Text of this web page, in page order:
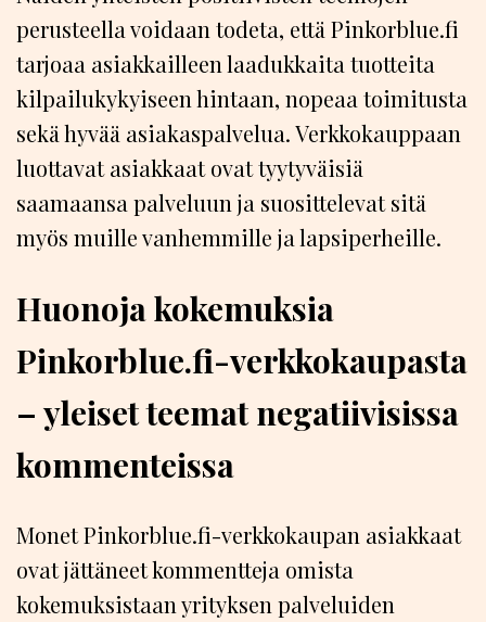
perusteella voidaan todeta, että Pinkorblue.fi
tarjoaa asiakkailleen laadukkaita tuotteita
kilpailukykyiseen hintaan, nopeaa toimitusta
sekä hyvää asiakaspalvelua. Verkkokauppaan
luottavat asiakkaat ovat tyytyväisiä
saamaansa palveluun ja suosittelevat sitä
myös muille vanhemmille ja lapsiperheille.
Huonoja kokemuksia
Pinkorblue.fi-verkkokaupasta
– yleiset teemat negatiivisissa
kommenteissa
Monet Pinkorblue.fi-verkkokaupan asiakkaat
ovat jättäneet kommentteja omista
kokemuksistaan yrityksen palveluiden